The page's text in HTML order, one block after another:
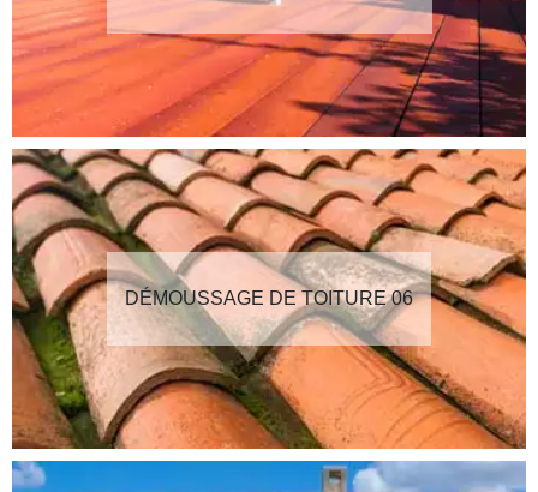
DÉMOUSSAGE DE TOITURE 06